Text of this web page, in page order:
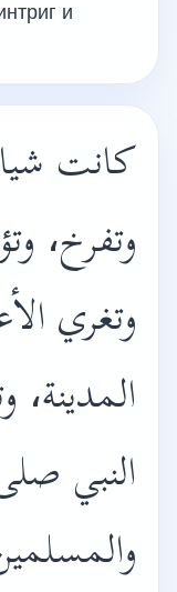
и
كانت
وتفرخ،
وتغري
النبي